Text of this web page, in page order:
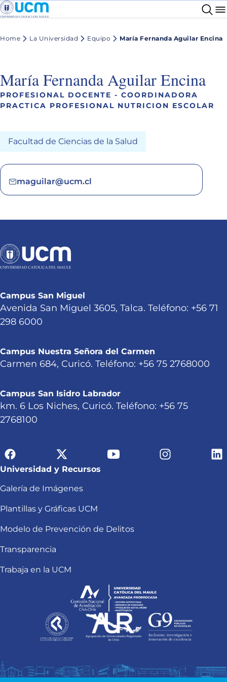
Home La Universidad Equipo María Fernanda Aguilar Encina
María Fernanda Aguilar Encina
PROFESIONAL DOCENTE - COORDINADORA
PRACTICA PROFESIONAL NUTRICION ESCOLAR
Facultad de Ciencias de la Salud
maguilar@ucm.cl
Campus San Miguel
Avenida San Miguel 3605, Talca. Teléfono: +56 71
298 6000
Campus Nuestra Señora del Carmen
Carmen 684, Curicó. Teléfono: +56 75 2768000
Campus San Isidro Labrador
km. 6 Los Niches, Curicó. Teléfono: +56 75
2768100
Universidad y Recursos
Galería de Imágenes
Plantillas y Gráficas UCM
Modelo de Prevención de Delitos
Transparencia
Trabaja en la UCM